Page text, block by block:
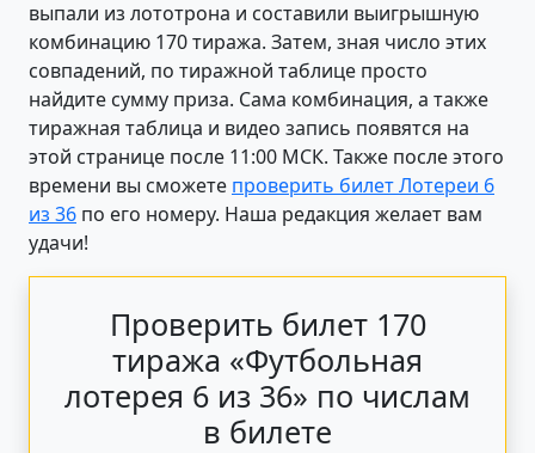
выпали из лототрона и составили выигрышную
комбинацию 170 тиража. Затем, зная число этих
совпадений, по тиражной таблице просто
найдите сумму приза. Сама комбинация, а также
тиражная таблица и видео запись появятся на
этой странице после 11:00 МСК. Также после этого
времени вы сможете проверить билет Лотереи 6
из 36 по его номеру. Наша редакция желает вам
удачи!
Проверить билет 170
тиража «Футбольная
лотерея 6 из 36» по числам
в билете